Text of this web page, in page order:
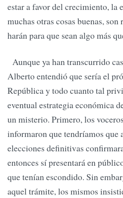
estar a favor del crecimiento, la
muchas otras cosas buenas,
harán para que sean algo más
Aunque ya han transcurrido
Alberto entendió que sería el
República y todo cuanto tal
eventual estrategia económica
un misterio. Primero, los
informaron que tendríamos que
elecciones definitivas
entonces sí presentará en
que tenían escondido. Sin
aquel trámite, los mismos